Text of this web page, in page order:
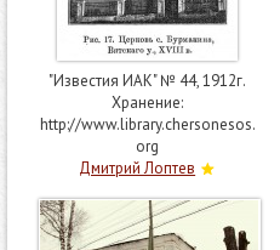
"Известия ИАК" № 44, 1912г.
Хранение:
http://www.library.chersonesos.
org
Дмитрий Лоптев